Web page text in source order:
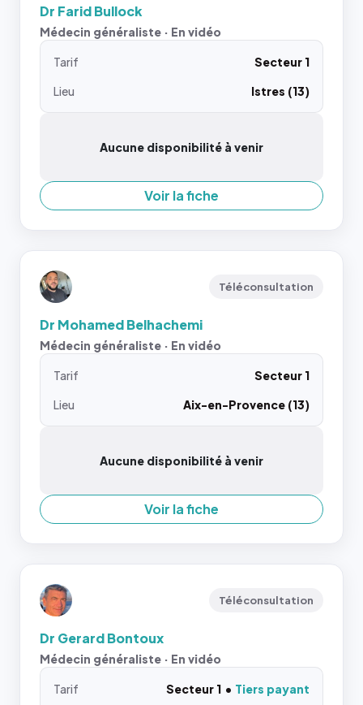
Dr Farid Bullock
Médecin généraliste · En vidéo
Tarif
Secteur 1
Lieu
Istres (13)
Aucune disponibilité à venir
Voir la fiche
Téléconsultation
Dr Mohamed Belhachemi
Médecin généraliste · En vidéo
Tarif
Secteur 1
Lieu
Aix-en-Provence (13)
Aucune disponibilité à venir
Voir la fiche
Téléconsultation
Dr Gerard Bontoux
Médecin généraliste · En vidéo
Tarif Secteur 1
Tiers payant